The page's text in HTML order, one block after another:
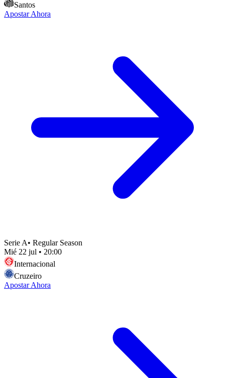
Santos
Apostar Ahora
Serie A• Regular Season
Mié 22 jul • 20:00
Internacional
Cruzeiro
Apostar Ahora